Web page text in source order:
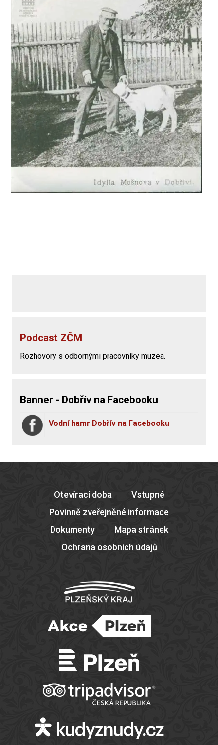
Podcast ZČM
Rozhovory s odbornými pracovníky muzea.
Banner - Dobřív na Facebooku
Vodní hamr Dobřív na Facebooku
Otevírací doba
Vstupné
Povinně zveřejněné informace
Dokumenty
Mapa stránek
Ochrana osobních údajů